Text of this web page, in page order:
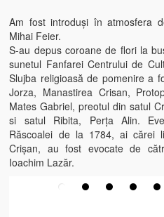
Am fost introduși în atmosfera
Mihai Feier.
S-au depus coroane de flori la
sunetul Fanfarei Centrului de
Slujba religioasă de pomenire a
Jorza, Manastirea Crisan,
Mates Gabriel, preotul din satul
si satul Ribita, Perța Alin.
Răscoalei de la 1784, ai cărei
Crișan, au fost evocate de
Ioachim Lazăr.